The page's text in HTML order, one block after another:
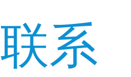
联系